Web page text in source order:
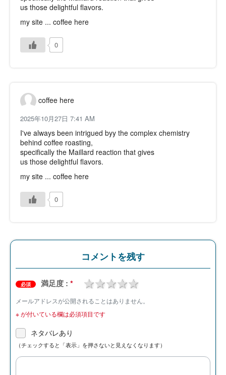
us those delightful flavors.
my site ... coffee here
0
coffee here
2025年10月27日 7:41 AM
I've always been intrigued byy the complex chemistry
behind coffee roasting,
specifically the Maillard reaction that gives
us those delightful flavors.
my site ... coffee here
0
コメントを残す
必須 満足度 : * 4 stars
3 stars
2 stars
1 star
メールアドレスが公開されることはありません。
※が付いている欄は必須項目です
ネタバレあり
（チェックすると「表示」を押さないと見えなくなります）